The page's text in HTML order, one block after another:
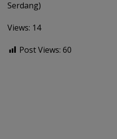
Serdang)
Views: 14
Post Views: 60